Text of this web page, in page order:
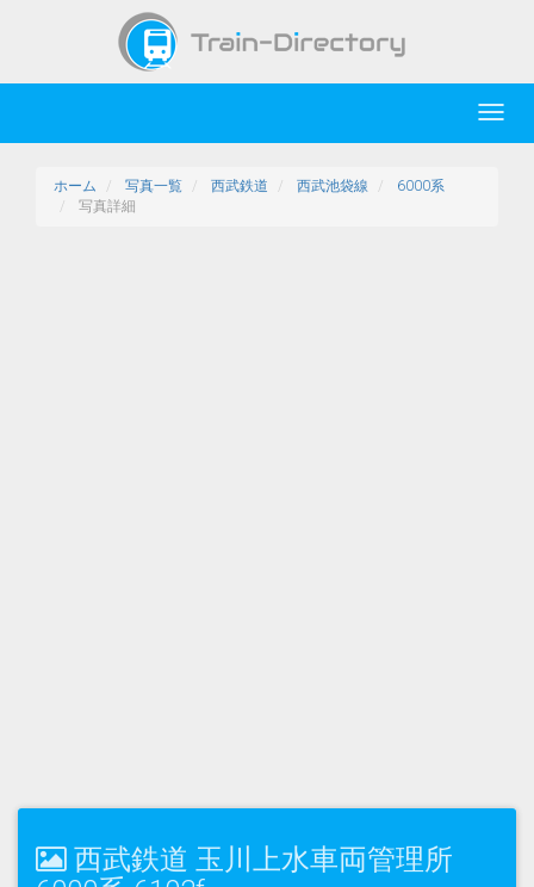
ホーム 写真一覧 西武鉄道 西武池袋線
6000系
写真詳細
西武鉄道 玉川上水車両管理所